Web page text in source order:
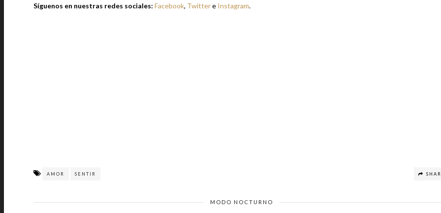
Síguenos en nuestras redes sociales: Facebook, Twittere Instagram.
AMOR SENTIR
MODO NOCTURNO